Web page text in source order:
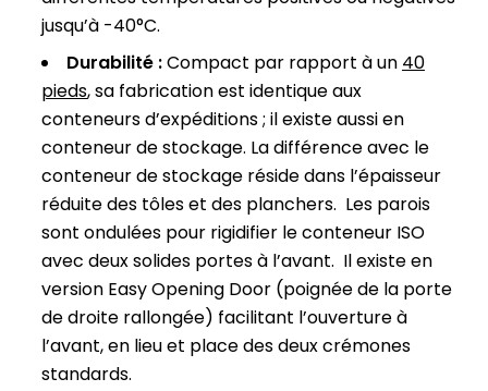
jusqu’à -40°C.
Durabilité :Compact par rapport à un40
pieds,sa fabrication est identique aux
conteneurs d’expéditions ; il existe aussi en
conteneur de stockage. La différence avec le
conteneur de stockage réside dans l’épaisseur
réduite des tôles et des planchers. Les parois
sont ondulées pour rigidifier le conteneur ISO
avec deux solides portes à l’avant. Il existe en
version Easy Opening Door (poignée de la porte
de droite rallongée) facilitant l’ouverture à
l’avant, en lieu et place des deux crémones
standards.